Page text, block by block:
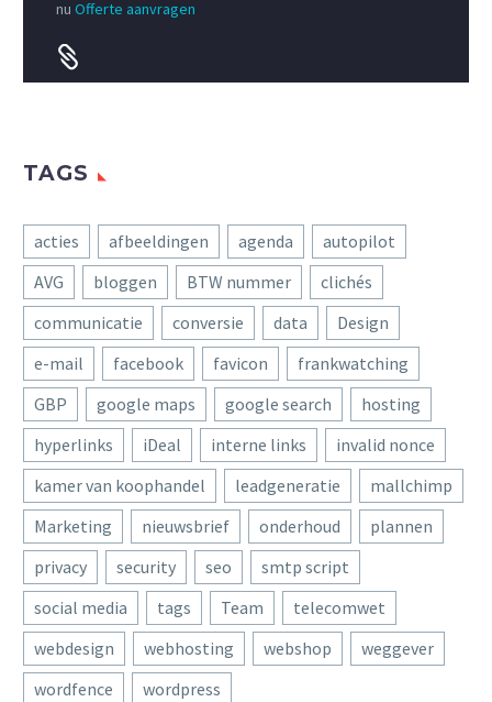
nu Offerte aanvragen


TAGS
acties afbeeldingen agenda
autopilot
AVG
bloggen BTW nummer
clichés
communicatie
conversie data
Design
e-mail
facebook favicon
frankwatching
GBP
google maps google search
hosting
hyperlinks
iDeal interne links
invalid nonce
kamer van koophandel
leadgeneratie
mallchimp
Marketing
nieuwsbrief onderhoud
plannen
privacy
security seo
smtp script
social media
tags Team
telecomwet
webdesign
webhosting webshop
weggever
wordfence
wordpress